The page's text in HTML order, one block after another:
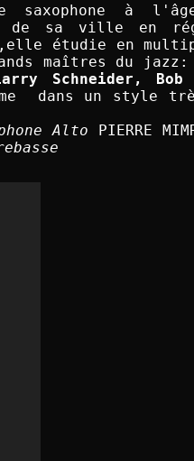
saxophone à
de sa ville en
étudie en
maîtres du jazz:
Schneider,
dans un style
Alto PIERRE